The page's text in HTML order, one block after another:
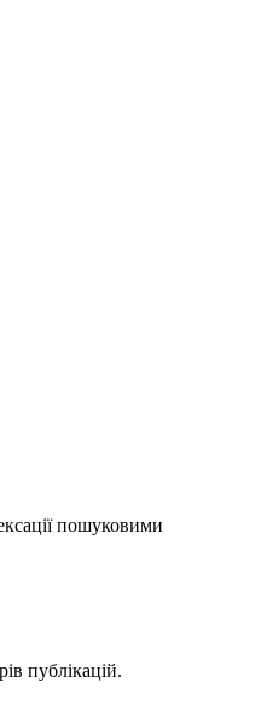
пошуковими
публікацій.